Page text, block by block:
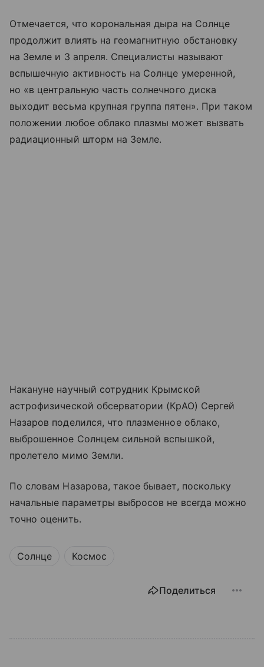
Отмечается, что корональная дыра на Солнце
продолжит влиять на геомагнитную обстановку
на Земле и 3 апреля. Специалисты называют
вспышечную активность на Солнце умеренной,
но «в центральную часть солнечного диска
выходит весьма крупная группа пятен». При таком
положении любое облако плазмы может вызвать
радиационный шторм на Земле.
Накануне научный сотрудник Крымской
астрофизической обсерватории (КрАО) Сергей
Назаров поделился, что плазменное облако,
выброшенное Солнцем сильной вспышкой,
пролетело мимо Земли.
По словам Назарова, такое бывает, поскольку
начальные параметры выбросов не всегда можно
точно оценить.
Солнце Космос
Поделиться